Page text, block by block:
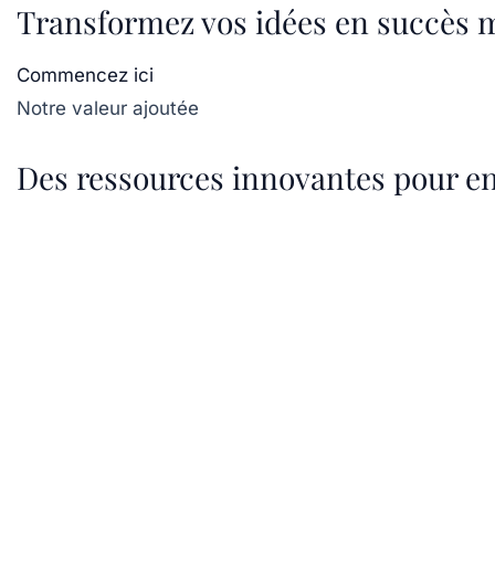
Transformez vos idées en succès
Commencez ici
Notre valeur ajoutée
Des ressources innovantes pour